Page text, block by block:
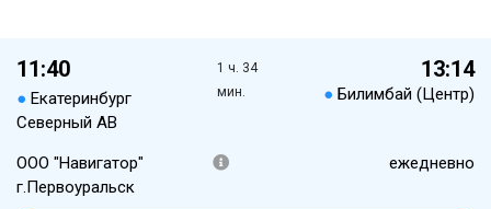
11:40
● Екатеринбург
Северный АВ
1 ч. 34
мин.
13:14
● Билимбай (Центр)
ООО "Навигатор"
г.Первоуральск
ежедневно